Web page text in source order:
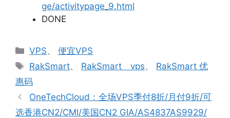
ge/activitypage_9.html
DONE
分
类
VPS、便宜VPS
标
签
RakSmart、 RakSmart vps、 RakSmart 优
惠码
OneTechCloud：全场VPS季付8折/月付9折/可
选香港CN2/CMI/美国CN2 GIA/AS4837AS9929/